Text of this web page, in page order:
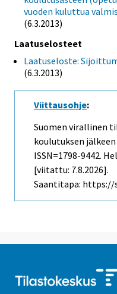
vuoden kuluttua
(6.3.2013)
Laatuselosteet
Laatuseloste:
(6.3.2013)
Viittausohje:
Suomen virallinen
koulutuksen
ISSN=1798-9442.
[viitattu: 7.8.2026].
Saantitapa: